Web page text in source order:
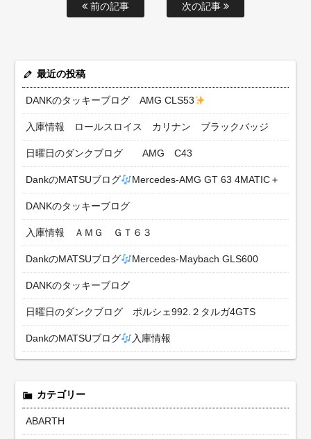
前の記事 次の記事
最近の投稿
DANKのタッキーブログ AMG CLS53
入庫情報 ロールスロイス カリナン ブラックバッジ
日曜日のダンクブログ AMG C43
DankのMATSUブログ Mercedes-AMG GT 63 4MATIC＋
DANKのタッキーブログ
入庫情報 ＡＭＧ ＧＴ６３
DankのMATSUブログ Mercedes-Maybach GLS600
DANKのタッキーブログ
日曜日のダンクブログ ポルシェ992.２タルガ4GTS
DankのMATSUブログ 入庫情報
カテゴリー
ABARTH